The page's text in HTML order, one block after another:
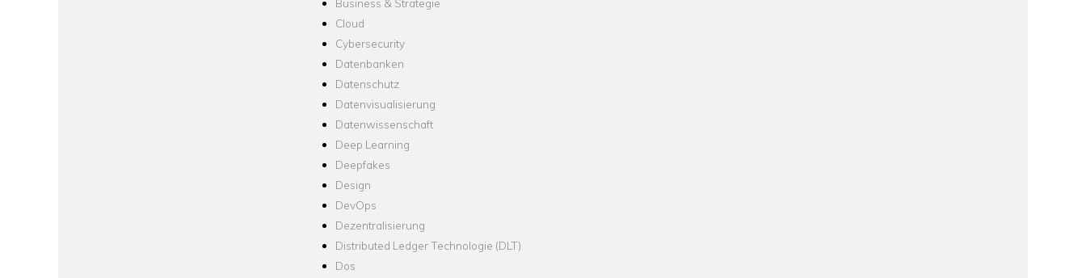
Business & Strategie
Cloud
Cybersecurity
Datenbanken
Datenschutz
Datenvisualisierung
Datenwissenschaft
Deep Learning
Deepfakes
Design
DevOps
Dezentralisierung
Distributed Ledger Technologie (DLT)
Dos